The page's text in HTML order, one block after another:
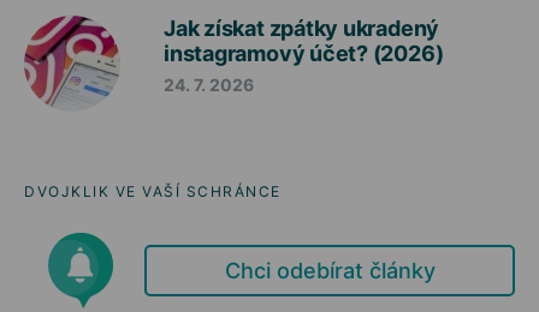
Jak získat zpátky ukradený
instagramový účet? (2026)
24. 7. 2026
DVOJKLIK VE VAŠÍ SCHRÁNCE
Chci odebírat články